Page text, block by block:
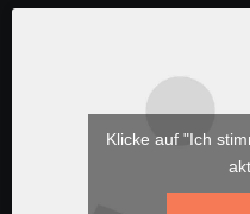
Klicke auf "Ich